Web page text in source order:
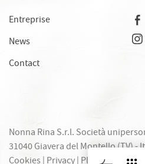
Entreprise
News
Contact
Nonna Rina S.r.l. Società
31040 Giavera del Montello (TV) -
Cookies | Privacy | Plan du site